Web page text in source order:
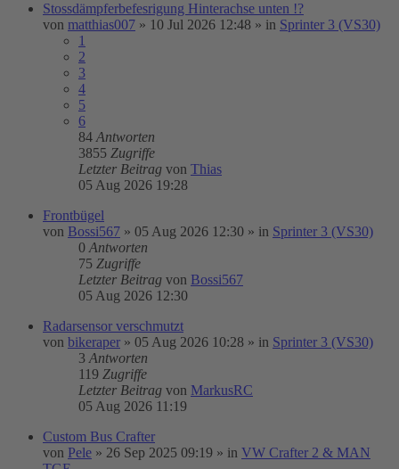
Stossdämpferbefesrigung Hinterachse unten !?
von matthias007 » 10 Jul 2026 12:48 » in Sprinter 3 (VS30)
1
2
3
4
5
6
84 Antworten
3855 Zugriffe
Letzter Beitrag von Thias
05 Aug 2026 19:28
Frontbügel
von Bossi567 » 05 Aug 2026 12:30 » in Sprinter 3 (VS30)
0 Antworten
75 Zugriffe
Letzter Beitrag von Bossi567
05 Aug 2026 12:30
Radarsensor verschmutzt
von bikeraper » 05 Aug 2026 10:28 » in Sprinter 3 (VS30)
3 Antworten
119 Zugriffe
Letzter Beitrag von MarkusRC
05 Aug 2026 11:19
Custom Bus Crafter
von Pele » 26 Sep 2025 09:19 » in VW Crafter 2 & MAN